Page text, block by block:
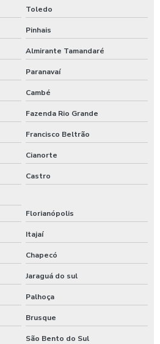
Toledo
Pinhais
Almirante Tamandaré
Paranavaí
Cambé
Fazenda Rio Grande
Francisco Beltrão
Cianorte
Castro
Florianópolis
Itajaí
Chapecó
Jaraguá do sul
Palhoça
Brusque
São Bento do Sul